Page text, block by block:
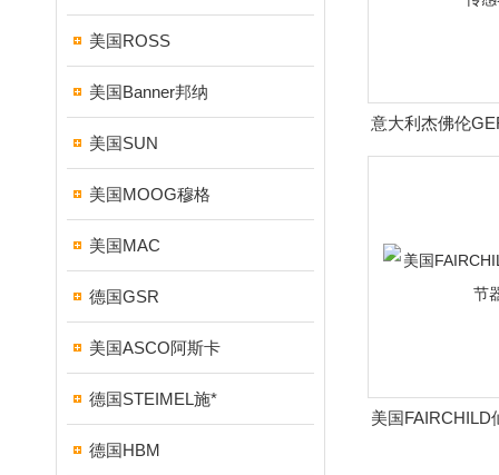
美国ROSS
美国Banner邦纳
美国SUN
美国MOOG穆格
美国MAC
德国GSR
美国ASCO阿斯卡
德国STEIMEL施*
德国HBM
意大利杰佛伦
器
美国FAIRCHILD